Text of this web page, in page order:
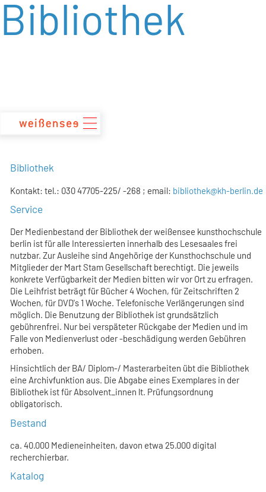
zum
Inhalt
Bibliothek
Bibliothek
Kontakt: tel.: 030 47705-225/ -268 ; email: bibliothek@kh-berlin.de
Service
Der Medienbestand der Bibliothek der weißensee kunsthochschule
berlin ist für alle Interessierten innerhalb des Lesesaales frei
nutzbar. Zur Ausleihe sind Angehörige der Kunsthochschule und
Mitglieder der Mart Stam Gesellschaft berechtigt. Die jeweils
konkrete Verfügbarkeit der Medien bitten wir vor Ort zu erfragen.
Die Leihfrist beträgt für Bücher 4 Wochen, für Zeitschriften 2
Wochen, für DVD's 1 Woche. Telefonische Verlängerungen sind
möglich. Die Benutzung der Bibliothek ist grundsätzlich
gebührenfrei. Nur bei verspäteter Rückgabe der Medien und im
Falle von Medienverlust oder -beschädigung werden Gebühren
erhoben.
Hinsichtlich der BA/ Diplom-/ Masterarbeiten übt die Bibliothek
eine Archivfunktion aus. Die Abgabe eines Exemplares in der
Bibliothek ist für Absolvent_innen lt. Prüfungsordnung
obligatorisch.
Bestand
ca. 40.000 Medieneinheiten, davon etwa 25.000 digital
recherchierbar.
Katalog